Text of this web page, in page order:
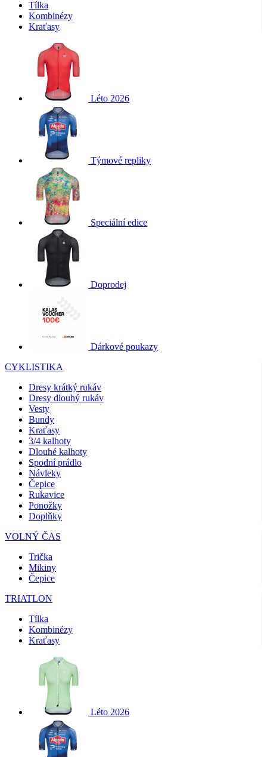
Tílka
Kombinézy
Kraťasy
Léto 2026
Týmové repliky
Speciální edice
Doprodej
Dárkové poukazy
CYKLISTIKA
Dresy krátký rukáv
Dresy dlouhý rukáv
Vesty
Bundy
Kraťasy
3/4 kalhoty
Dlouhé kalhoty
Spodní prádlo
Návleky
Čepice
Rukavice
Ponožky
Doplňky
VOLNÝ ČAS
Trička
Mikiny
Čepice
TRIATLON
Tílka
Kombinézy
Kraťasy
Léto 2026